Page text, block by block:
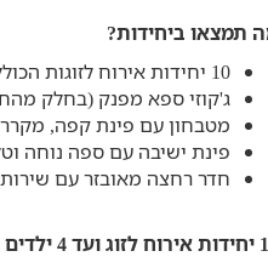
תמצאו ביחידות?
10 יחידות אירוח לזוגות הכוללות:
ג'קוזי ספא מפנק (בחלק
מטבחון עם פינת קפה,
פינת ישיבה עם ספה נוחה
חדר רחצה מאובזר עם
הכוללות: